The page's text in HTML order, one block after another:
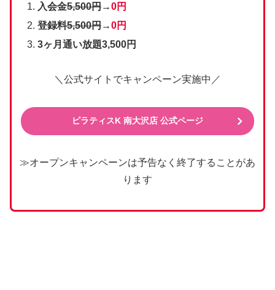
入会金5,500円→0円
登録料5,500円→0円
3ヶ月通い放題3,500円
＼公式サイトでキャンペーン実施中／
ピラティスK 南大沢店 公式ページ
≫オープンキャンペーンは予告なく終了することがあ
ります